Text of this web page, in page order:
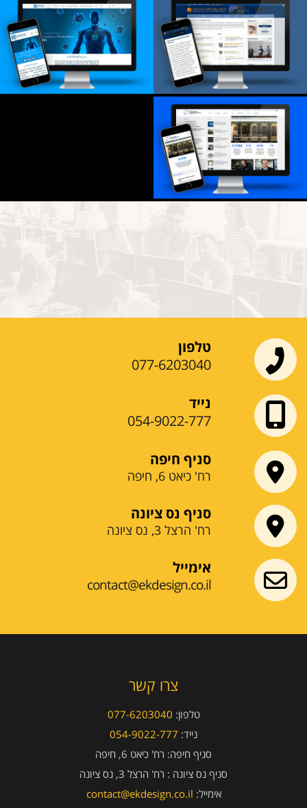
פקולטה להנדסה
אזרחית וסביבתית
פרויקט שוויון זכויות
IEPRS
טלפון
077-6203040
נייד
054-9022-777
סניף חיפה
רח' כיאט 6, חיפה
סניף נס ציונה
רח' הרצל 3, נס ציונה
אימייל
contact@ekdesign.co.il
צרו קשר
טלפון: 077-6203040
נייד: 054-9022-777
סניף חיפה: רח' כיאט 6, חיפה
סניף נס ציונה : רח' הרצל 3, נס ציונה
אימייל: contact@ekdesign.co.il